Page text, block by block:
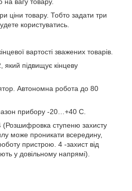
ціни товару. Тобто задати три
користуватись.
вартості зважених товарів.
підвищує кінцеву
Автономна робота до 80
прибору -20…+40 С.
(Розшифровка ступеню захисту
може проникати всередину,
пристрою. 4 -захист від
у довільному напрямі).